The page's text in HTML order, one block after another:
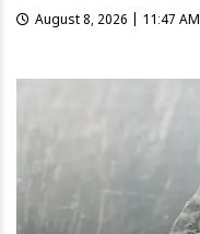
August 8, 2026 | 11:47 AM